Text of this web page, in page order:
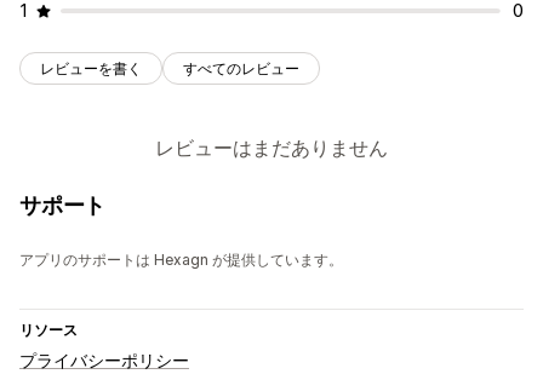
1 0
レビューを書く すべてのレビュー
レビューはまだありません
サポート
アプリのサポートは Hexagn が提供しています。
リソース
プライバシーポリシー